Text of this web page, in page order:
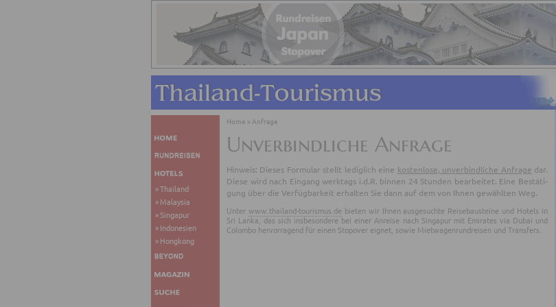
Thailand
Malaysia
Singapur
Indonesien
Hongkong
Home » Anfrage
Unverbindliche Anfrage
Hin­weis: Die­ses For­mu­lar stellt le­dig­lich eine kos­ten­lo­se, un­ver­bind­li­che An­fra­ge dar.
Diese wird nach Ein­gang werk­tags i.d.R. bin­nen 24 Stun­den be­ar­bei­tet. Eine Be­stä­ti­
gung über die Ver­füg­bar­keit er­hal­ten Sie dann auf dem von Ihnen ge­wähl­ten Weg.
Unter www.thailand-tourismus.de bieten wir Ihnen ausgesuchte Reisebausteine und Hotels in
Sri Lanka, das sich insbesondere bei einer Anreise nach Singapur mit Emirates via Dubai und
Colombo hervorragend für einen Stopover eignet, sowie Mietwagenrundreisen und Transfers.